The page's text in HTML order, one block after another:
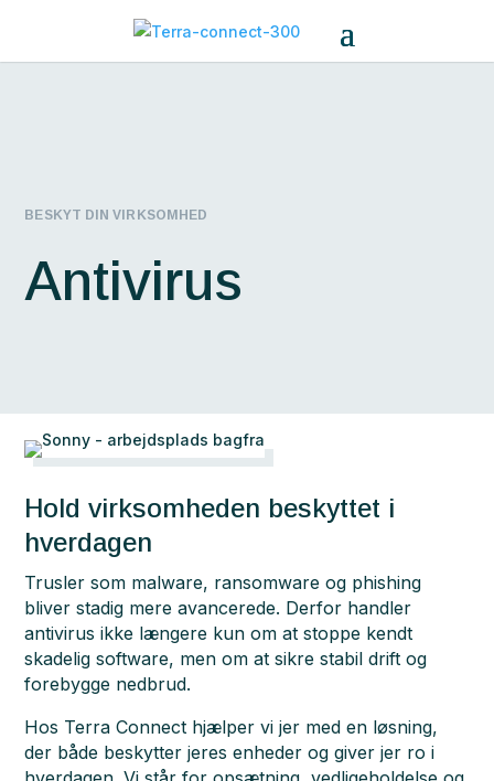
BESKYT DIN VIRKSOMHED
Antivirus
Hold virksomheden beskyttet i
hverdagen
Trusler som malware, ransomware og phishing
bliver stadig mere avancerede. Derfor handler
antivirus ikke længere kun om at stoppe kendt
skadelig software, men om at sikre stabil drift og
forebygge nedbrud.
Hos Terra Connect hjælper vi jer med en løsning,
der både beskytter jeres enheder og giver jer ro i